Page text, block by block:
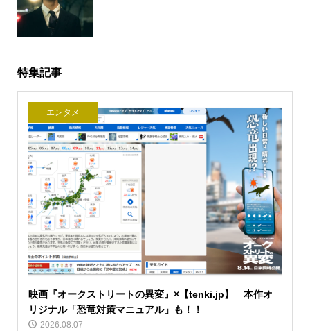
特集記事
エンタメ
映画『オークストリートの異変』×【tenki.jp】 本作オ
リジナル「恐竜対策マニュアル」も！！
2026.08.07